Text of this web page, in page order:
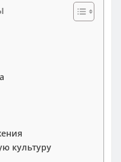
культуру